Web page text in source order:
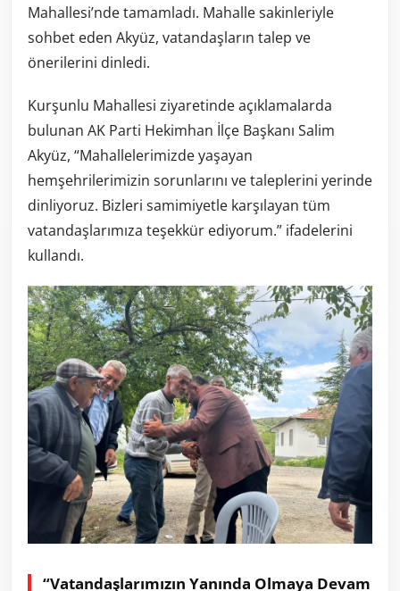
Mahallesi’nde tamamladı. Mahalle sakinleriyle
sohbet eden Akyüz, vatandaşların talep ve
önerilerini dinledi.
Kurşunlu Mahallesi ziyaretinde açıklamalarda
bulunan AK Parti Hekimhan İlçe Başkanı Salim
Akyüz, “Mahallelerimizde yaşayan
hemşehrilerimizin sorunlarını ve taleplerini yerinde
dinliyoruz. Bizleri samimiyetle karşılayan tüm
vatandaşlarımıza teşekkür ediyorum.” ifadelerini
kullandı.
“Vatandaşlarımızın Yanında Olmaya Devam